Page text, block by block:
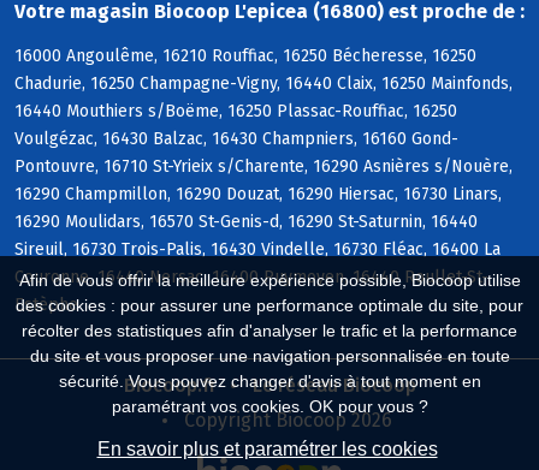
Afin de vous offrir la meilleure expérience possible, Biocoop utilise
des cookies : pour assurer une performance optimale du site, pour
récolter des statistiques afin d'analyser le trafic et la performance
du site et vous proposer une navigation personnalisée en toute
sécurité. Vous pouvez changer d'avis à tout moment en
paramétrant vos cookies. OK pour vous ?
En savoir plus et paramétrer les cookies
Votre magasin Biocoop L'epicea (16800) est proche de :
16000 Angoulême, 16210 Rouffiac, 16250 Bécheresse, 16250
Chadurie, 16250 Champagne-Vigny, 16440 Claix, 16250 Mainfonds,
16440 Mouthiers s/Boëme, 16250 Plassac-Rouffiac, 16250
Voulgézac, 16430 Balzac, 16430 Champniers, 16160 Gond-
Pontouvre, 16710 St-Yrieix s/Charente, 16290 Asnières s/Nouère,
16290 Champmillon, 16290 Douzat, 16290 Hiersac, 16730 Linars,
16290 Moulidars, 16570 St-Genis-d, 16290 St-Saturnin, 16440
Sireuil, 16730 Trois-Palis, 16430 Vindelle, 16730 Fléac, 16400 La
Couronne, 16440 Nersac, 16400 Puymoyen, 16440 Roullet-St-
Estèphe
Biocoop.fr
Le réseau Biocoop
Copyright Biocoop 2026